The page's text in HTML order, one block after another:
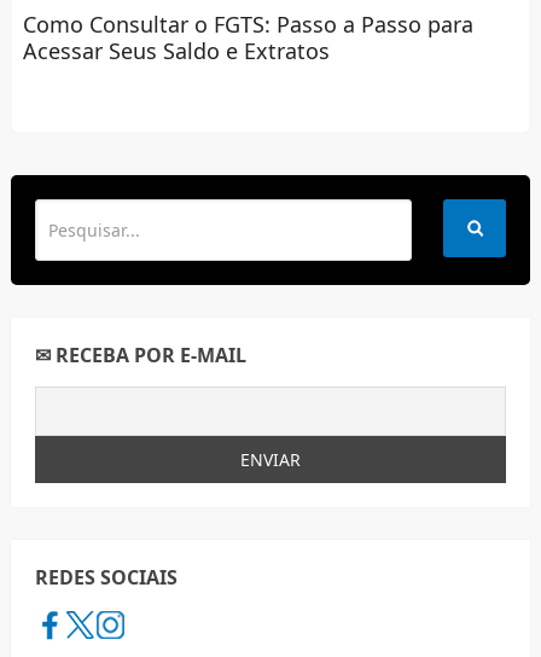
Como Consultar o FGTS: Passo a Passo para
Acessar Seus Saldo e Extratos
✉ RECEBA POR E-MAIL
REDES SOCIAIS